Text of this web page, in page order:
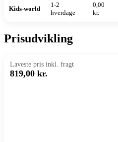
Kids-world
1-2
hverdage
0,00
kr.
Prisudvikling
Laveste pris inkl. fragt
819,00 kr.